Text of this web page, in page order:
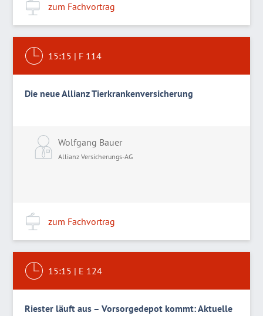
zum Fachvortrag
15:15 | F 114
Die neue Allianz Tierkrankenversicherung
Wolfgang Bauer
Allianz Versicherungs-AG
zum Fachvortrag
15:15 | E 124
Riester läuft aus – Vorsorgedepot kommt: Aktuelle